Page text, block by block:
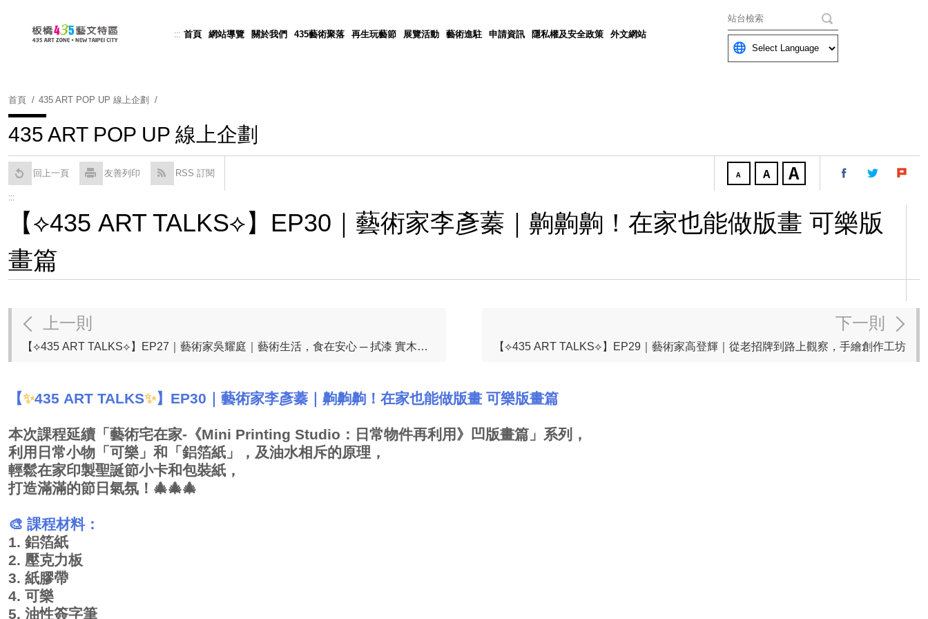
::: 首頁 網站導覽 關於我們 435藝術聚落 再生玩藝節 展覽活動 藝術進駐 申請資訊 隱私權及安全政策 外文網站
關鍵字
Powered by
首頁 435 ART POP UP 線上企劃
435 ART POP UP 線上企劃
回上一頁 友善列印 RSS 訂閱
:::
【⟡435 ART TALKS⟡】EP30｜藝術家李彥蓁｜齁齁齁！在家也能做版畫 可樂版
畫篇
上一則
【⟡435 ART TALKS⟡】EP27｜藝術家吳耀庭｜藝術生活，食在安心 ─ 拭漆 實木漆器餐具教學
下一則
【⟡435 ART TALKS⟡】EP29｜藝術家高登輝｜從老招牌到路上觀察，手繪創作工坊
【✨435 ART TALKS✨】 EP30 ｜藝術家李彥蓁｜齁齁齁！在家也能做版畫 可樂版畫篇
本次課程延續「藝術宅在家- 《Mini Printing Studio ：日常物件再利用》凹版畫篇」系列，
利用日常小物「可樂」和「鋁箔紙」，及油水相斥的原理，
輕鬆在家印製聖誕節小卡和包裝紙，
打造滿滿的節日氣氛！ 🎄🎄🎄
🎨 課程材料：
1. 鋁箔紙
2. 壓克力板
3. 紙膠帶
4. 可樂
5. 油性簽字筆